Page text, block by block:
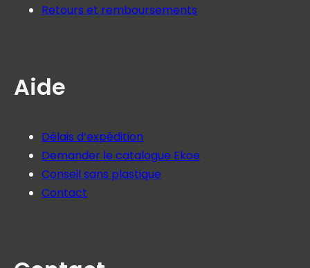
Retours et remboursements
Aide
Délais d’expédition
Demander le catalogue Ekoe
Conseil sans plastique
Contact